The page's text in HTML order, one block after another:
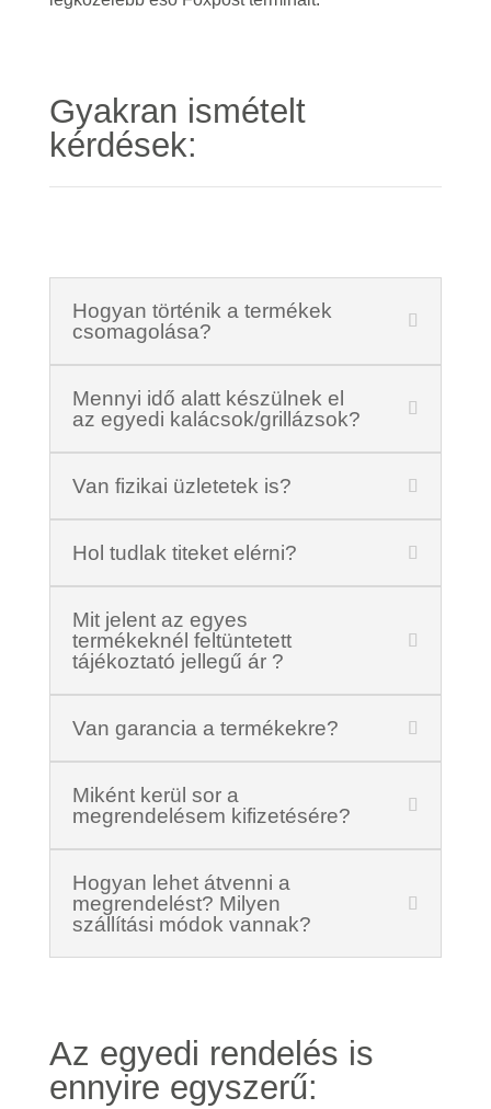
Gyakran ismételt
kérdések:
Hogyan történik a termékek
csomagolása?
Mennyi idő alatt készülnek el
az egyedi kalácsok/grillázsok?
Van fizikai üzletetek is?
Hol tudlak titeket elérni?
Mit jelent az egyes
termékeknél feltüntetett
tájékoztató jellegű ár ?
Van garancia a termékekre?
Miként kerül sor a
megrendelésem kifizetésére?
Hogyan lehet átvenni a
megrendelést? Milyen
szállítási módok vannak?
Az egyedi rendelés is
ennyire egyszerű: